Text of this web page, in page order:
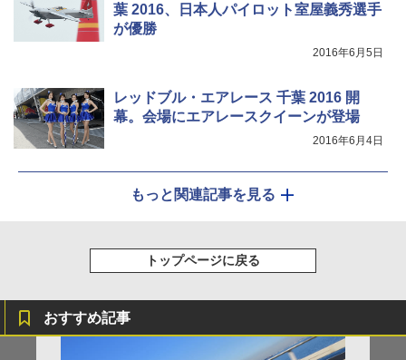
葉 2016、日本人パイロット室屋義秀選手
が優勝
2016年6月5日
レッドブル・エアレース 千葉 2016 開
幕。会場にエアレースクイーンが登場
2016年6月4日
もっと関連記事を見る
トップページに戻る
おすすめ記事